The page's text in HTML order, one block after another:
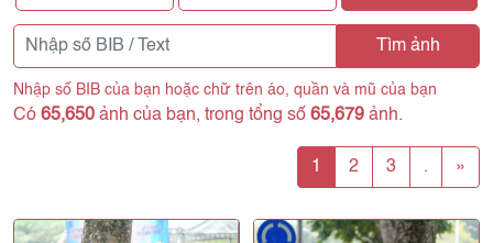
Tìm ảnh
Nhập số BIB của bạn hoặc chữ trên áo, quần và mũ của bạn
Có 65,650 ảnh của bạn, trong tổng số 65,679 ảnh.
1 2 3 . »